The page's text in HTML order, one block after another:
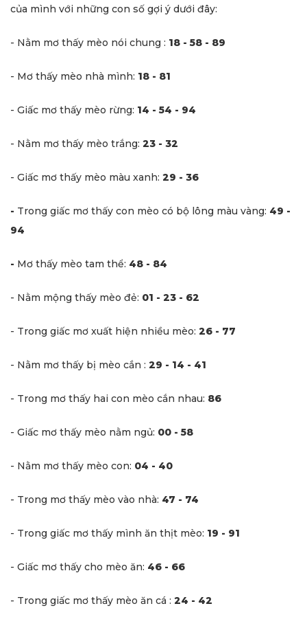
của mình với những con số gợi ý dưới đây:
- Nằm mơ thấy mèo nói chung : 18 - 58 - 89
- Mơ thấy mèo nhà mình: 18 - 81
- Giấc mơ thấy mèo rừng: 14 - 54 - 94
- Nằm mơ thấy mèo trắng: 23 - 32
- Giấc mơ thấy mèo màu xanh: 29 - 36
- Trong giấc mơ thấy con mèo có bộ lông màu vàng: 49 -
94
- Mơ thấy mèo tam thể: 48 - 84
- Nằm mộng thấy mèo đẻ: 01 - 23 - 62
- Trong giấc mơ xuất hiện nhiều mèo: 26 - 77
- Nằm mơ thấy bị mèo cắn : 29 - 14 - 41
- Trong mơ thấy hai con mèo cắn nhau: 86
- Giấc mơ thấy mèo nằm ngủ: 00 - 58
- Nằm mơ thấy mèo con: 04 - 40
- Trong mơ thấy mèo vào nhà: 47 - 74
- Trong giấc mơ thấy mình ăn thịt mèo: 19 - 91
- Giấc mơ thấy cho mèo ăn: 46 - 66
- Trong giấc mơ thấy mèo ăn cá : 24 - 42